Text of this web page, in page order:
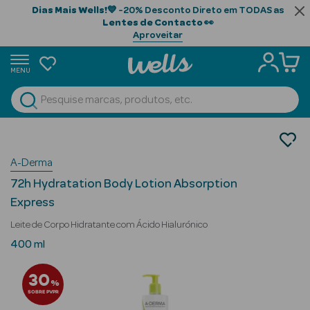
Dias Mais Wells!💙 -20% Desconto Direto em TODAS as
Lentes de Contacto👀
Aproveitar
MENU
Ver Tudo
Beauty Season
Cabelo
Profissional
Beauty Season
Cosmética
Beauty Season
Cosmética
Luxo
Hidratantes
A-Derma
72h Hydratation Body Lotion Absorption
Express
Leite de Corpo Hidratante com Ácido Hialurónico
400 ml
30%
SOBRE PVPR